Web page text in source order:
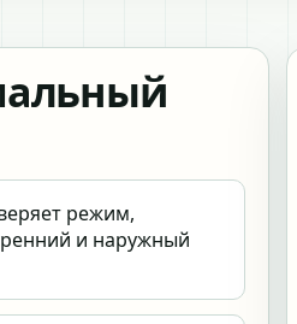
режим,
и наружный